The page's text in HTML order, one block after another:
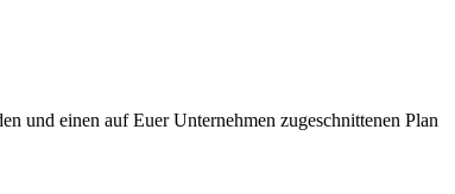
und einen auf Euer Unternehmen zugeschnittenen Plan